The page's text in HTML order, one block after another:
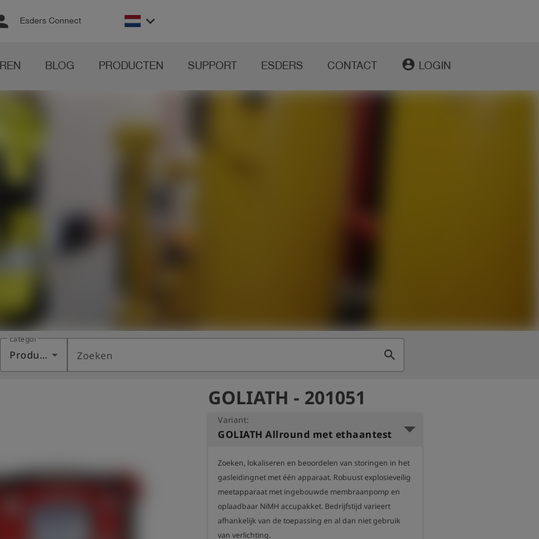
Esders Connect keyboard_arrow_down
BLOG PRODUCTEN SUPPORT ESDERS CONTACT account_circle LOGIN
categorie
Producten Zoeken search
GOLIATH - 201051
Variant:
GOLIATH Allround met ethaantest
Zoeken, lokaliseren en beoordelen van storingen in het
gasleidingnet met één apparaat. Robuust explosieveilig
meetapparaat met ingebouwde membraanpomp en
oplaadbaar NiMH accupakket. Bedrijfstijd varieert
afhankelijk van de toepassing en al dan niet gebruik
van verlichting.